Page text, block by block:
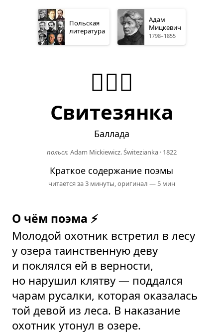
Польская
литература
Адам
Мицкевич
1798–1855
🧜🏻‍♀️
Свитезянка
Баллада
польск. Adam Mickiewicz. Świtezianka· 1822
Краткое содержание поэмы
читается за 3 минуты,оригинал — 5 мин
О чём поэма ⚡
Молодой охотник встретил в лесу
у озера таинственную деву
и поклялся ей в верности,
но нарушил клятву — поддался
чарам русалки, которая оказалась
той девой из леса. В наказание
охотник утонул в озере.